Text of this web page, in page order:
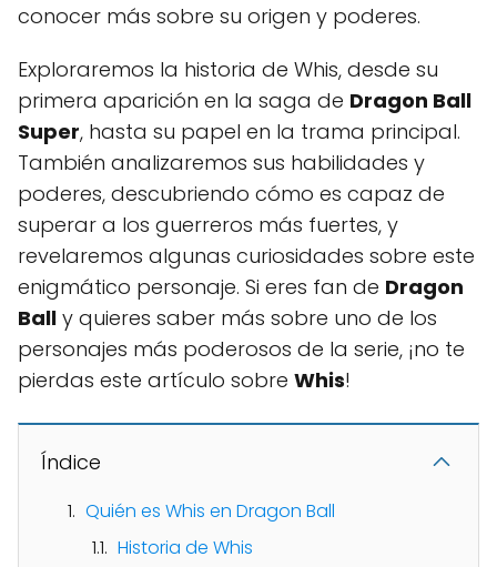
conocer más sobre su origen y poderes.
Exploraremos la historia de Whis, desde su
primera aparición en la saga de Dragon Ball
Super, hasta su papel en la trama principal.
También analizaremos sus habilidades y
poderes, descubriendo cómo es capaz de
superar a los guerreros más fuertes, y
revelaremos algunas curiosidades sobre este
enigmático personaje. Si eres fan de Dragon
Ball y quieres saber más sobre uno de los
personajes más poderosos de la serie, ¡no te
pierdas este artículo sobre Whis!
Índice
Quién es Whis en Dragon Ball
Historia de Whis